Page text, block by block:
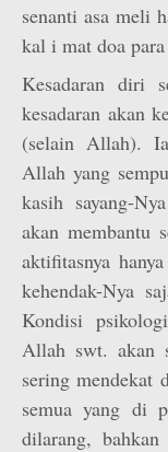
senanti asa meli
kal i mat doa
Kesadaran diri
kesadaran akan
(selain Allah).
Allah yang
kasih sayang-
akan membantu
aktifitasnya
kehendak-Nya
Kondisi
Allah swt. akan
sering mendekat
semua yang di
dilarang,